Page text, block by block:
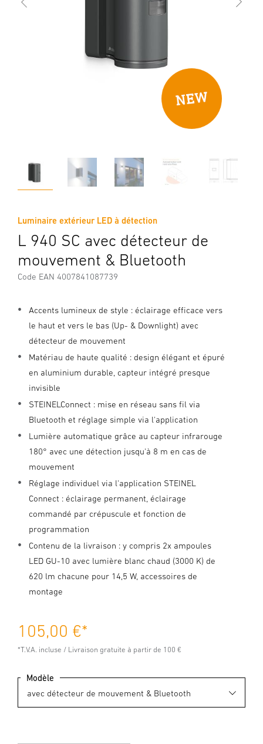
Luminaire extérieur LED à détection
L 940 SC avec détecteur de
mouvement & Bluetooth
Code EAN 4007841087739
Accents lumineux de style : éclairage efficace vers
le haut et vers le bas (Up- & Downlight) avec
détecteur de mouvement
Matériau de haute qualité : design élégant et épuré
en aluminium durable, capteur intégré presque
invisible
STEINELConnect : mise en réseau sans fil via
Bluetooth et réglage simple via l'application
Lumière automatique grâce au capteur infrarouge
180° avec une détection jusqu'à 8 m en cas de
mouvement
Réglage individuel via l'application STEINEL
Connect : éclairage permanent, éclairage
commandé par crépuscule et fonction de
programmation
Contenu de la livraison : y compris 2x ampoules
LED GU-10 avec lumière blanc chaud (3000 K) de
620 lm chacune pour 14,5 W, accessoires de
montage
105,00 €*
*T.V.A. incluse / Livraison gratuite à partir de 100 €
Modèle